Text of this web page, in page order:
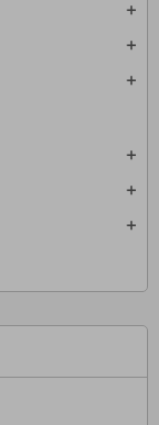
add
add
add
add
add
add